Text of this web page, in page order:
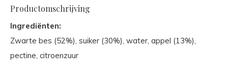
Productomschrijving
Ingrediënten:
Zwarte bes (52%), suiker (30%), water, appel (13%),
pectine, citroenzuur